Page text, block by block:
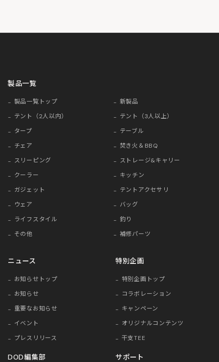
製品一覧
製品一覧トップ
新製品
テント（2人以内）
テント（3人以上）
タープ
テーブル
チェア
焚き火＆BBQ
スリーピング
ストレージ&キャリー
クーラー
キッチン
ガジェット
テントアクセサリ
ウェア
バッグ
ライフスタイル
釣り
その他
補修パーツ
ニュース
お知らせトップ
お知らせ
重要なお知らせ
イベント
プレスリリース
特別企画
特別企画トップ
コラボレーション
キャンペーン
オリジナルコンテンツ
干支TEE
DOD編集部 サポート